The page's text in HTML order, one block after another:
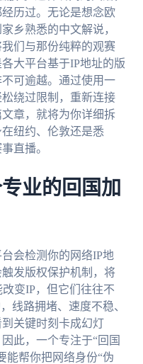
历过。无论是想念欧
乡熟悉的中文解说，
们与那份纯粹的观赛
大平台基于IP地址的版
可逾越。通过使用一
绕过限制，重新连接
章，就将为你详细拆
纽约、伦敦还是悉
直播。
业的回国加
会检测你的网络IP地
发版权保护机制，将
变IP，但它们往往不
线路拥堵、速度不稳、
关键时刻卡成幻灯
此，一个专注于“回国
能帮你把网络身份“伪